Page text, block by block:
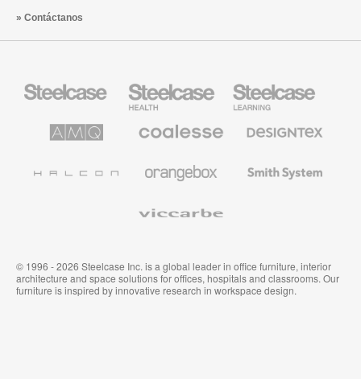
Contáctanos
Steelcase
para
sanidad
Steelcase
para
educación
Steelcase
Solutions
premium
System
© 1996 - 2026 Steelcase Inc. is a global leader in office furniture, interior
architecture and space solutions for offices, hospitals and classrooms. Our
furniture is inspired by innovative research in workspace design.